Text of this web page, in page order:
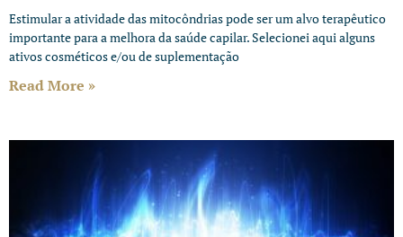
Estimular a atividade das mitocôndrias pode ser um alvo terapêutico
importante para a melhora da saúde capilar. Selecionei aqui alguns
ativos cosméticos e/ou de suplementação
Read More »